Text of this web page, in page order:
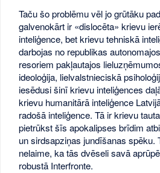
Taču šo problēmu vēl jo grūtāku
galvenokārt ir «dislocēta» krievu
inteliģence, bet krievu tehniskā
darbojas no republikas
resoriem pakļautajos
ideoloģija, lielvalstnieciskā
iesēdusi šinī krievu inteliģences
krievu humanitārā inteliģence
radošā inteliģence. Tā ir krievu
pietrūkst šīs apokalipses brīdim
un sirdsapziņas jundīšanas spēku.
nelaime, ka tās dvēseli savā
robustā Interfronte.